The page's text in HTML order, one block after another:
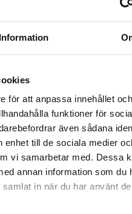
Information
för att anpassa innehållet och
funktioner för
även sådana
enhet till de sociala medier
vi samarbetar med. Dessa
annan information som du
in när du har använt